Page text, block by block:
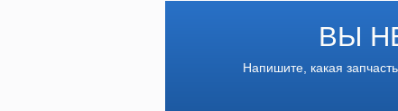
ВЫ
Напишите, какая